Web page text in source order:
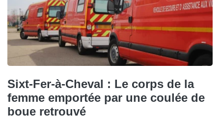
Sixt-Fer-à-Cheval : Le corps de la
femme emportée par une coulée de
boue retrouvé